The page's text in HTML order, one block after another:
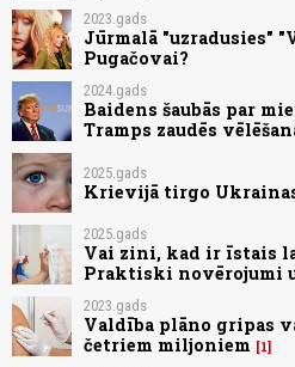
2023.gads
Jūrmalā "uzradusies"
Pugačovai?
2024.gads
Baidens šaubās par
Tramps zaudēs
2025.gads
Krievijā tirgo
2025.gads
Vai zini, kad ir īstais
Praktiski novērojumi
2023.gads
Valdība plāno gripas
četriem miljoniem
1